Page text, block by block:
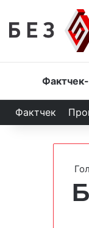
Головна
Фактчек